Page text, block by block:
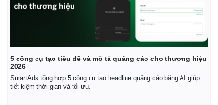
5 công cụ tạo tiêu đề và mô tả quảng cáo cho thương hiệu
2026
SmartAds tổng hợp 5 công cụ tạo headline quảng cáo bằng AI giúp
tiết kiệm thời gian và tối ưu.